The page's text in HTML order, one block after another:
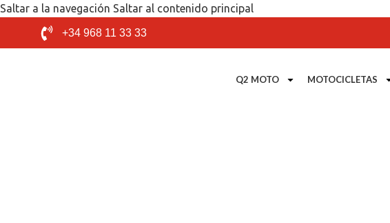
Saltar a la navegación Saltar al contenido principal
+34 968 11 33 33
Q2 MOTO MOTOCICLETAS